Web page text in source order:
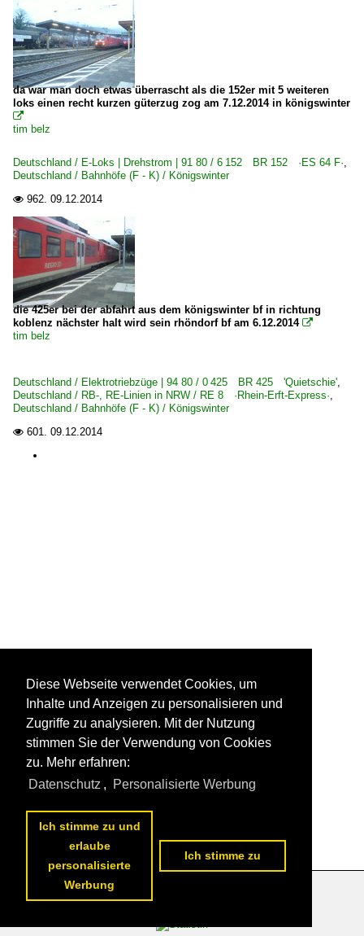
da war man doch etwas überrascht als die 152er mit 5 weiteren
loks einen recht kurzen güterzug zog am 7.12.2014 in königswinter

tim belz
Deutschland / E-Loks | Drehstrom | 91 80 / 6 152 BR 152 ·ES 64 F·,
Deutschland / Bahnhöfe (F - K) / Königswinter
 962. 09.12.2014
die 425er bei der abfahrt aus dem königswinter bf in richtung
koblenz nächster halt wird sein rhöndorf bf am 6.12.2014 
tim belz
Deutschland / Elektrotriebzüge | 94 80 / 0 425 BR 425 'Quietschie',
Deutschland / RB-, RE-Linien in NRW / RE 8 ·Rhein-Erft-Express·,
Deutschland / Bahnhöfe (F - K) / Königswinter
 601. 09.12.2014
Datenschutzerklärung
Diese Webseite verwendet Cookies, um
Inhalte und Anzeigen zu personalisieren und
Zugriffe zu analysieren. Mit der Nutzung
stimmen Sie der Verwendung von Cookies
zu. Mehr erfahren:
Datenschutz , Personalisierte Werbung
Ich stimme zu und
erlaube
personalisierte
Werbung
Ich stimme zu